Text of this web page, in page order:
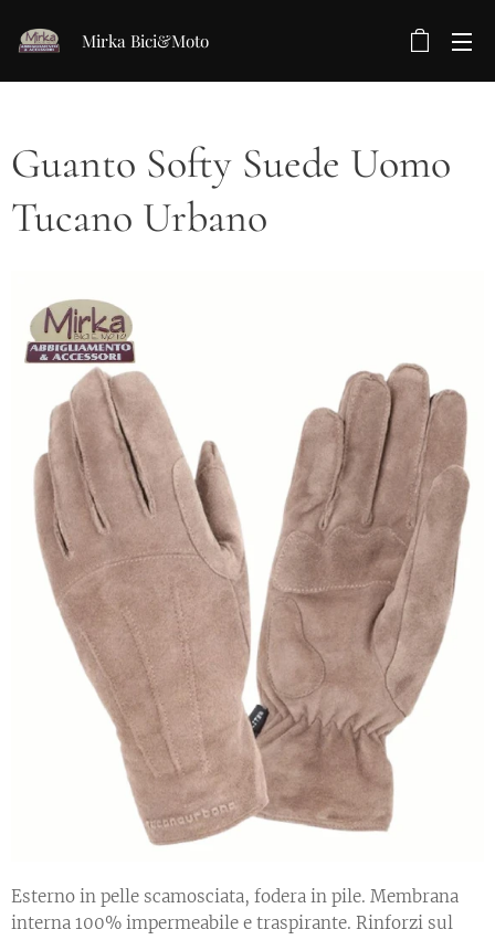
Mirka Bici&Moto
Guanto Softy Suede Uomo
Tucano Urbano
Esterno in pelle scamosciata, fodera in pile. Membrana
interna 100% impermeabile e traspirante. Rinforzi sul